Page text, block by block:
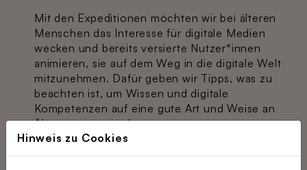
Mit den Expeditionen möchten wir bei älteren
Menschen das Interesse für digitale Medien
wecken und bereits versierte Nutzer*innen
animieren, sie auf dem Weg in die digitale Welt
mitzunehmen. Dafür geben wir Tipps, was zu
beachten ist, um Wissen und digitale
Kompetenzen auf eine gute Art und Weise an
Ältere zu vermitteln.
Hinweis zu Cookies